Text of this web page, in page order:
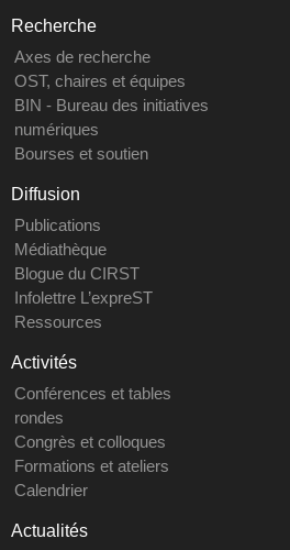
Recherche
Axes de recherche
OST, chaires et équipes
BIN - Bureau des initiatives
numériques
Bourses et soutien
Diffusion
Publications
Médiathèque
Blogue du CIRST
Infolettre L’expreST
Ressources
Activités
Conférences et tables
rondes
Congrès et colloques
Formations et ateliers
Calendrier
Actualités